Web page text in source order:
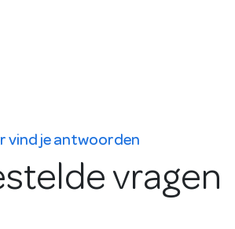
vind je antwoorden
vragen